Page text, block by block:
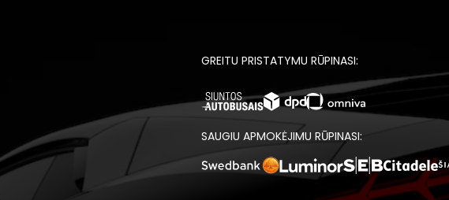
GREITU PRISTATYMU RŪPINASI:
SAUGIU APMOKĖJIMU RŪPINASI: